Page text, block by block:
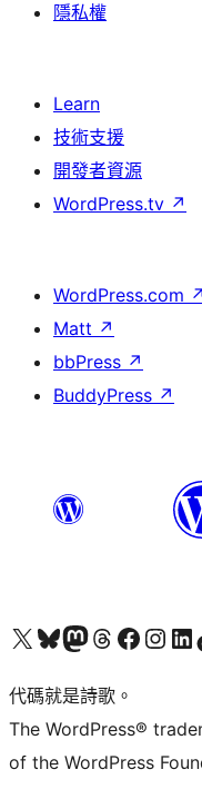
隱私權
Learn
技術支援
開發者資源
WordPress.tv ↗
WordPress.com ↗
Matt ↗
bbPress ↗
BuddyPress ↗
Visit our X (formerly Twitter) account
Visit our Bluesky account
Visit our Mastodon account
Visit our Threads account
訪問我們的 Facebook 專頁Visit ourVisit
代碼就是詩歌。
The WordPress®
of the WordPress